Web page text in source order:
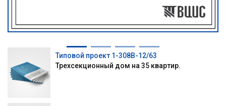
Типовой проект 1-308В-12/63
Трехсекционный дом на 35 квартир.